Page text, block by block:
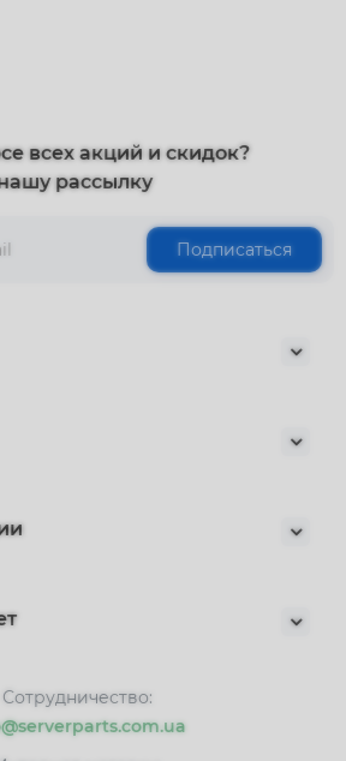
всех акций и скидок?
рассылку
Подписаться
Сотрудничество: